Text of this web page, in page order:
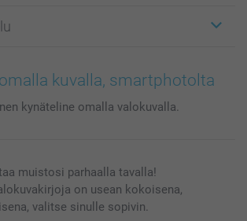
& Taskukirjat
kuvalla, smartphotolta
kynäteline omalla valokuvalla.
muistosi parhaalla tavalla!
on usean kokoisena,
valitse sinulle sopivin.